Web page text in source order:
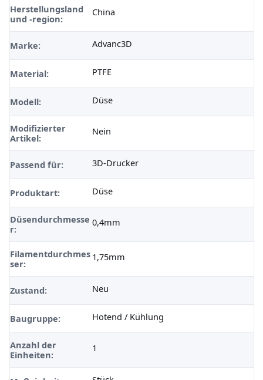
Herstellungsland
und -region:
China
Marke: Advanc3D
Material: PTFE
Modell: Düse
Modifizierter
Artikel:
Nein
Passend für: 3D-Drucker
Produktart: Düse
Düsendurchmesse
r:
0,4mm
Filamentdurchmes
ser:
1,75mm
Zustand: Neu
Baugruppe: Hotend / Kühlung
Anzahl der
Einheiten:
1